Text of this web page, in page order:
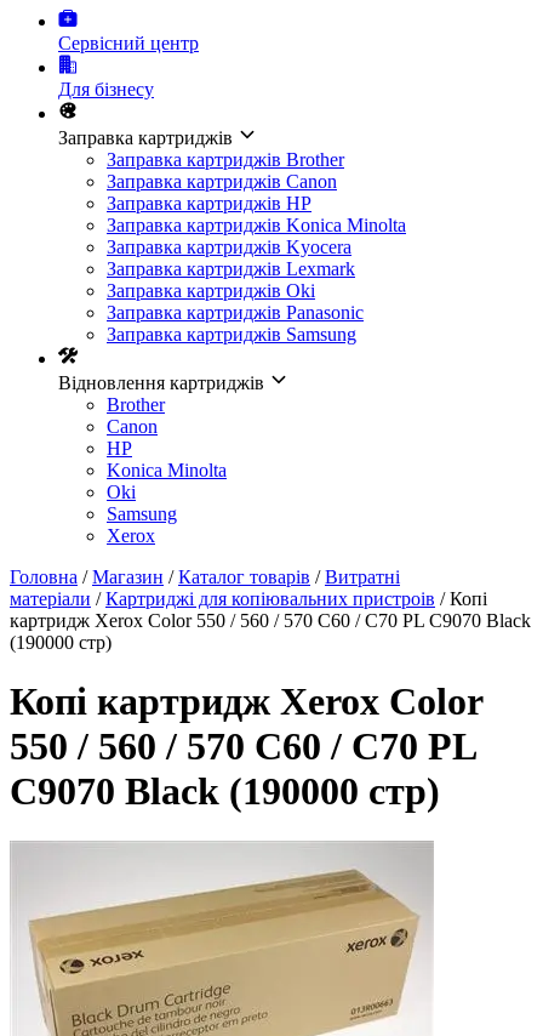
Сервісний центр
Для бізнесу
Заправка картриджів
Заправка картриджів Brother
Заправка картриджів Canon
Заправка картриджів HP
Заправка картриджів Konica Minolta
Заправка картриджів Kyocera
Заправка картриджів Lexmark
Заправка картриджів Oki
Заправка картриджів Panasonic
Заправка картриджів Samsung
Відновлення картриджів
Brother
Canon
HP
Konica Minolta
Oki
Samsung
Xerox
Головна /Магазин /Каталог товарів /Витратні
матеріали /Картриджі для копіювальних пристроів / Копі
картридж Xerox Color 550 / 560 / 570 C60 / C70 PL C9070 Black
(190000 стр)
Копі картридж Xerox Color
550 / 560 / 570 C60 / C70 PL
C9070 Black (190000 стр)